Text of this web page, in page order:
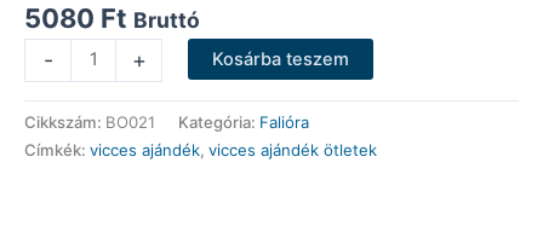
5080 Ft Bruttó
-
Ajándék
-
Boldog
szülinapot
+ Kosárba teszem
Cikkszám: BO021 Kategória: Falióra
Címkék: vicces ajándék, vicces ajándék ötletek